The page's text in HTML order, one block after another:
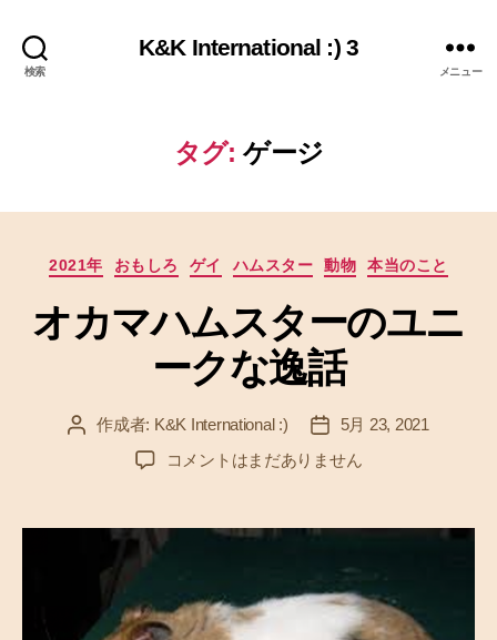
検索
K&K International :) 3
メニュー
タグ: ゲージ
カ
ゴ
リ
ー
2021年 おもしろ ゲイ ハムスター 動物 本当のこと
オカマハムスターのユニ
ークな逸話
投 作成者: K&K International :)
投
稿
日
5月 23, 2021
オ
ハ
タ
ー
コメントはまだありません